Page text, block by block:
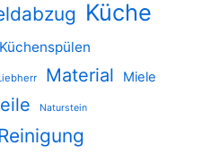
Küche
Küchenspülen
Material Miele
Naturstein